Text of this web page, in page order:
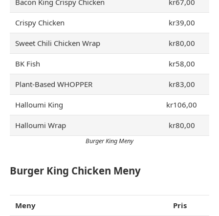
Crispy Chicken kr39,00
Sweet Chili Chicken Wrap kr80,00
BK Fish kr58,00
Plant-Based WHOPPER kr83,00
Halloumi King kr106,00
Halloumi Wrap kr80,00
Burger King Meny
Burger King Chicken Meny
Meny Pris